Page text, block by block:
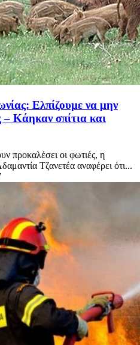
Ελπίζουμε να μην
Κάηκαν σπίτια και
προκαλέσει οι φωτιές, η
Τζανετέα αναφέρει ότι...